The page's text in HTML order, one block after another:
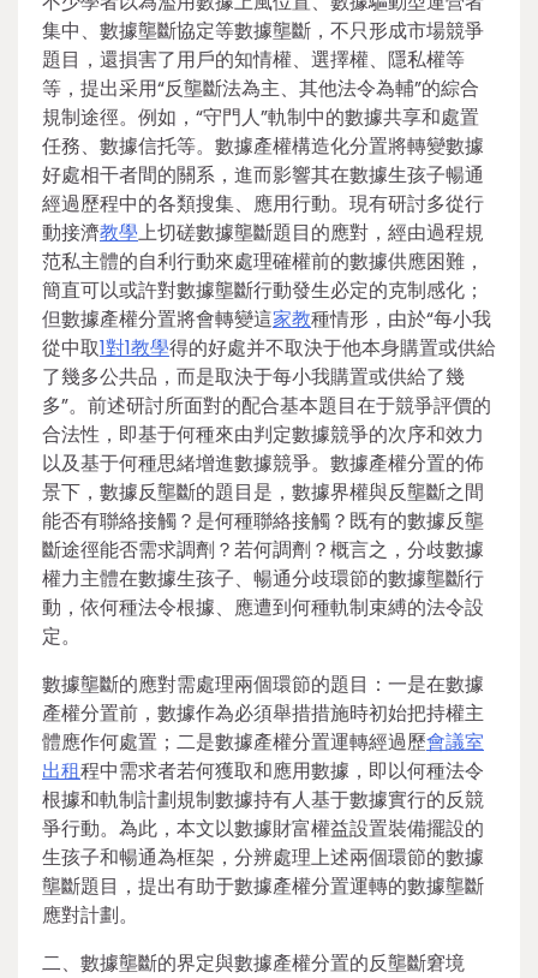
集中、數據壟斷協定等數據壟斷，不只形成市場競爭
題目，還損害了用戶的知情權、選擇權、隱私權等
等，提出采用“反壟斷法為主、其他法令為輔”的綜合
規制途徑。例如，“守門人”軌制中的數據共享和處置
任務、數據信托等。數據產權構造化分置將轉變數據
好處相干者間的關系，進而影響其在數據生孩子暢通
經過歷程中的各類搜集、應用行動。現有研討多從行
動接濟教學上切磋數據壟斷題目的應對，經由過程規
范私主體的自利行動來處理確權前的數據供應困難，
簡直可以或許對數據壟斷行動發生必定的克制感化；
但數據產權分置將會轉變這家教種情形，由於“每小我
從中取1對1教學得的好處并不取決于他本身購置或供給
了幾多公共品，而是取決于每小我購置或供給了幾
多”。前述研討所面對的配合基本題目在于競爭評價的
合法性，即基于何種來由判定數據競爭的次序和效力
以及基于何種思緒增進數據競爭。數據產權分置的佈
景下，數據反壟斷的題目是，數據界權與反壟斷之間
能否有聯絡接觸？是何種聯絡接觸？既有的數據反壟
斷途徑能否需求調劑？若何調劑？概言之，分歧數據
權力主體在數據生孩子、暢通分歧環節的數據壟斷行
動，依何種法令根據、應遭到何種軌制束縛的法令設
定。
數據壟斷的應對需處理兩個環節的題目：一是在數據
產權分置前，數據作為必須舉措措施時初始把持權主
體應作何處置；二是數據產權分置運轉經過歷會議室
出租程中需求者若何獲取和應用數據，即以何種法令
根據和軌制計劃規制數據持有人基于數據實行的反競
爭行動。為此，本文以數據財富權益設置裝備擺設的
生孩子和暢通為框架，分辨處理上述兩個環節的數據
壟斷題目，提出有助于數據產權分置運轉的數據壟斷
應對計劃。
二、數據壟斷的界定與數據產權分置的反壟斷窘境